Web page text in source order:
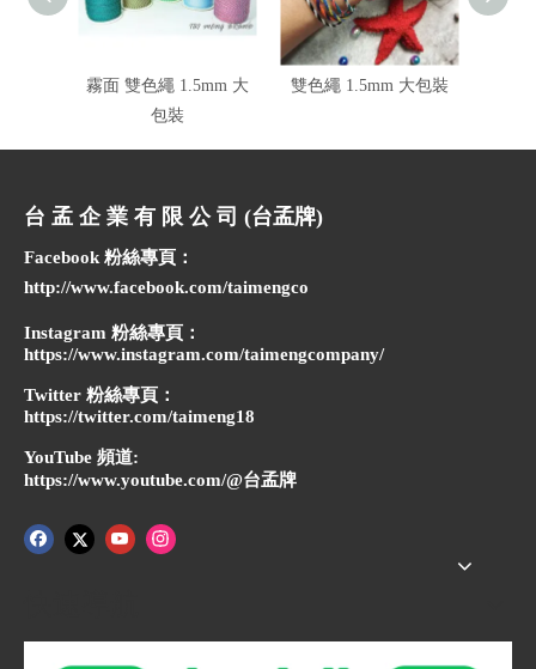
霧面 雙色繩 1.5mm 大
包裝
雙色繩 1.5mm 大包裝
台 孟 企 業 有 限 公 司 (台孟牌)
Facebook 粉絲專頁：
http://www.facebook.com/taimengco
Instagram 粉絲專頁：
https://www.instagram.com/taimengcompany/
Twitter 粉絲專頁：
https://twitter.com/taimeng18
YouTube 頻道:
https://www.youtube.com/@台孟牌